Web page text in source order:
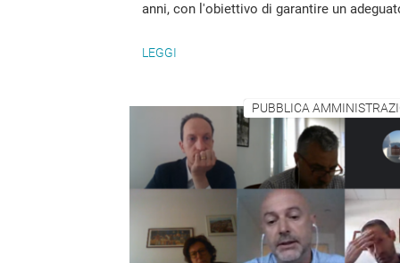
anni, con l'obiettivo di garantire un
LEGGI
PUBBLICA